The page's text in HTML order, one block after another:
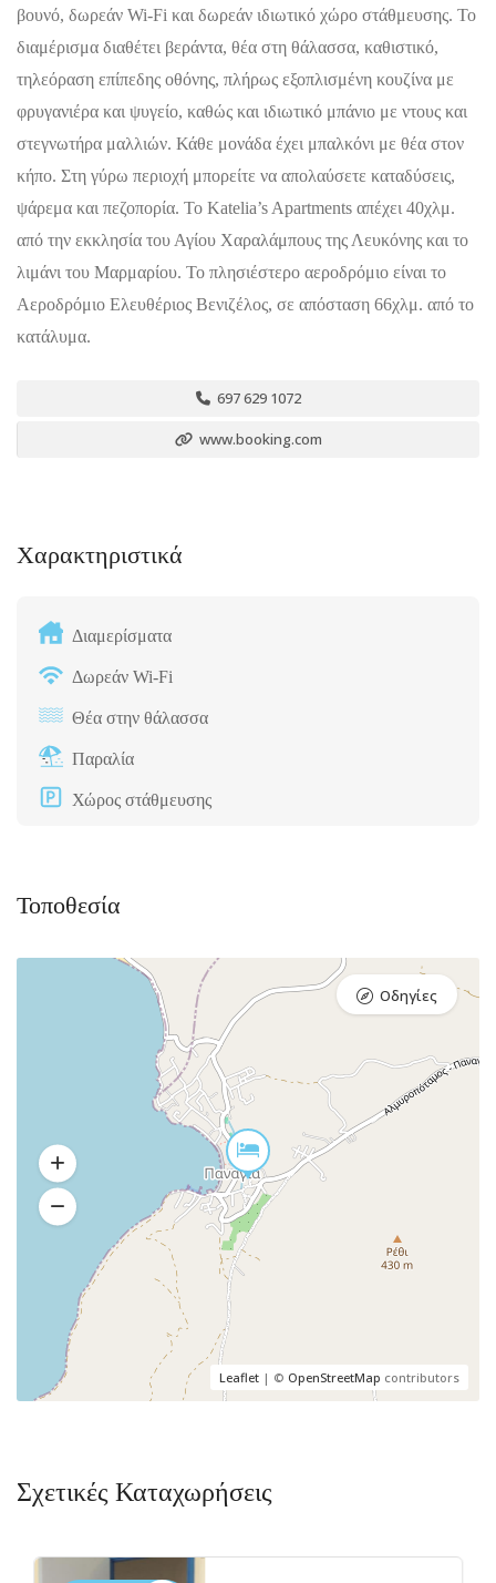
βουνό, δωρεάν Wi-Fi και δωρεάν ιδιωτικό χώρο στάθμευσης. Το
διαμέρισμα διαθέτει βεράντα, θέα στη θάλασσα, καθιστικό,
τηλεόραση επίπεδης οθόνης, πλήρως εξοπλισμένη κουζίνα με
φρυγανιέρα και ψυγείο, καθώς και ιδιωτικό μπάνιο με ντους και
στεγνωτήρα μαλλιών. Κάθε μονάδα έχει μπαλκόνι με θέα στον
κήπο. Στη γύρω περιοχή μπορείτε να απολαύσετε καταδύσεις,
ψάρεμα και πεζοπορία. Το Katelia’s Apartments απέχει 40χλμ.
από την εκκλησία του Αγίου Χαραλάμπους της Λευκόνης και το
λιμάνι του Μαρμαρίου. Το πλησιέστερο αεροδρόμιο είναι το
Αεροδρόμιο Ελευθέριος Βενιζέλος, σε απόσταση 66χλμ. από το
κατάλυμα.
697 629 1072
www.booking.com
Χαρακτηριστικά
Διαμερίσματα
Δωρεάν Wi-Fi
Θέα στην θάλασσα
Παραλία
Χώρος στάθμευσης
Τοποθεσία
Leaflet | © OpenStreetMap contributors
Οδηγίες
Σχετικές Καταχωρήσεις